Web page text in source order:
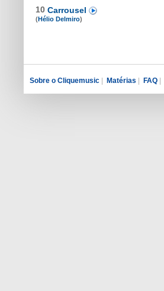
10 Carrousel
(Hélio Delmiro)
Sobre o Cliquemusic | Matérias | FAQ |